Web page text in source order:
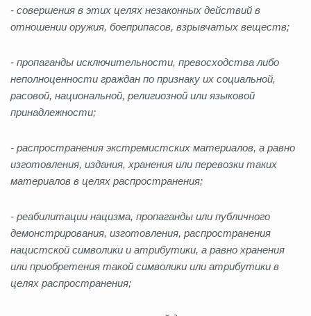
- совершения в этих целях незаконных действий в
отношении оружия, боеприпасов, взрывчатых веществ;
- пропаганды исключительности, превосходства либо
неполноценности граждан по признаку их социальной,
расовой, национальной, религиозной или языковой
принадлежности;
- распространения экстремистских материалов, а равно
изготовления, издания, хранения или перевозки таких
материалов в целях распространения;
- реабилитации нацизма, пропаганды или публичного
демонстрирования, изготовления, распространения
нацистской символики и атрибутики, а равно хранения
или приобретения такой символики или атрибутики в
целях распространения;